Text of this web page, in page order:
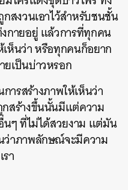
สงวนเอาไว้สำหรับชนชั้น
กายอยู่ แล้วการที่ทุกคน
ห็นว่า หรือทุกคนก็อยาก
เป็นบ่าวหรอก
รสร้างภาพให้เห็นว่า
สร้างขึ้นนั้นมีแต่ความ
ๆ ที่ไม่ได้สวยงาม แต่มัน
ว่าภาพลักษณ์จะมีความ
า